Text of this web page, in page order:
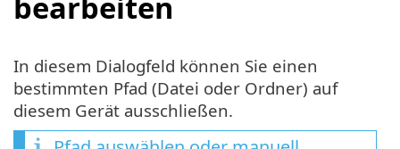
In diesem Dialogfeld können Sie einen
bestimmten Pfad (Datei oder Ordner) auf
diesem Gerät ausschließen.